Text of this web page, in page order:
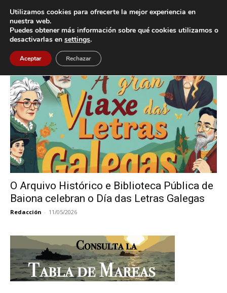
Inicio Etiquetas A Xanela do Maxín
Etiqueta: A Xanela do Maxín
O Arquivo Histórico e Biblioteca Pública de
Baiona celebran o Día das Letras Galegas
Redacción - 11/05/2026
Utilizamos cookies para ofrecerte la mejor experiencia en
nuestra web.
Puedes obtener más información sobre qué cookies utilizamos o
desactivarlas en settings.
Aceptar Rechazar